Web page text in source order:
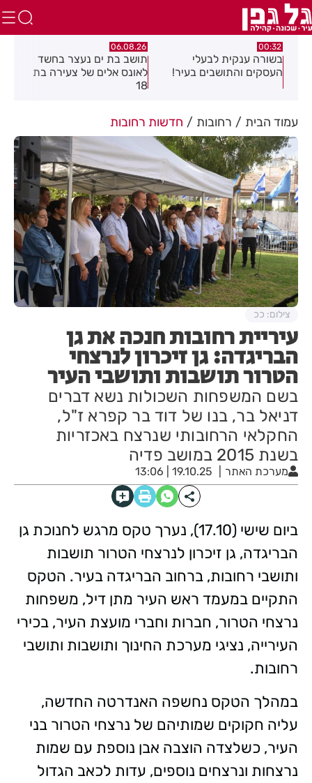
00:32
בשורה ענקית לבעלי
העסקים והתושבים בעיר!
06.08.26
תושב בת ים נעצר בחשד
לאונס אלים של צעירה בת
18
עמוד הבית רחובות חדשות רחובות
עיריית רחובות חנכה את גן
הבריגדה: גן זיכרון לנרצחי
הטרור תושבות ותושבי העיר
בשם המשפחות השכולות נשא דברים
דניאל בר, בנו של דוד בר קפרא ז"ל,
החקלאי הרחובותי שנרצח באכזריות
בשנת 2015 במושב פדיה
מערכת האתר 19.10.25 | 13:06
צילום: ככ
ביום שישי (17.10), נערך טקס מרגש לחנוכת גן
הבריגדה, גן זיכרון לנרצחי הטרור תושבות
ותושבי רחובות, ברחוב הבריגדה בעיר. הטקס
התקיים במעמד ראש העיר מתן דיל, משפחות
נרצחי הטרור, חברות וחברי מועצת העיר, בכירי
העירייה, נציגי מערכת החינוך ותושבות ותושבי
רחובות.
במהלך הטקס נחשפה האנדרטה החדשה,
עליה חקוקים שמותיהם של נרצחי הטרור בני
העיר, כשלצדה הוצבה אבן נוספת עם שמות
נרצחות ונרצחים נוספים, עדות לכאב הגדול